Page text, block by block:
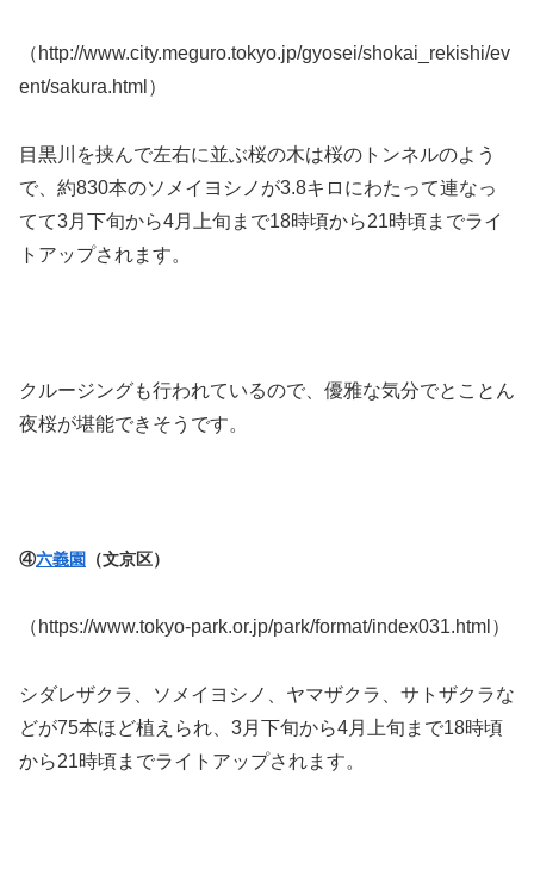
（http://www.city.meguro.tokyo.jp/gyosei/shokai_rekishi/ev
ent/sakura.html）
目黒川を挟んで左右に並ぶ桜の木は桜のトンネルのよう
で、約830本のソメイヨシノが3.8キロにわたって連なっ
てて3月下旬から4月上旬まで18時頃から21時頃までライ
トアップされます。
クルージングも行われているので、優雅な気分でとことん
夜桜が堪能できそうです。
④六義園 （文京区）
（https://www.tokyo-park.or.jp/park/format/index031.html）
シダレザクラ、ソメイヨシノ、ヤマザクラ、サトザクラな
どが75本ほど植えられ、3月下旬から4月上旬まで18時頃
から21時頃までライトアップされます。